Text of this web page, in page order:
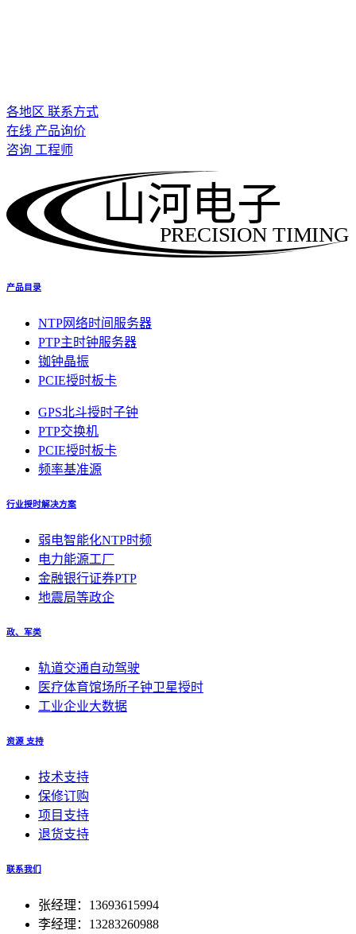
各地区 联系方式
在线 产品询价
咨询 工程师
PRECISION TIMING
山河电子
产品目录
NTP网络时间服务器
PTP主时钟服务器
铷钟晶振
PCIE授时板卡
GPS北斗授时子钟
PTP交换机
PCIE授时板卡
频率基准源
行业授时解决方案
弱电智能化NTP时频
电力能源工厂
金融银行证券PTP
地震局等政企
政、军类
轨道交通自动驾驶
医疗体育馆场所子钟卫星授时
工业企业大数据
资源 支持
技术支持
保修订购
项目支持
退货支持
联系我们
张经理：13693615994
李经理：13283260988